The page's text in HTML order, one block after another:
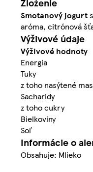
Zloženie
Smotanový jogurt
aróma, citrónová
Výživové údaje
Výživové hodnoty
Energia
Tuky
z toho nasýtené
Sacharidy
z toho cukry
Bielkoviny
Soľ
Informácie o
Obsahuje: Mlieko